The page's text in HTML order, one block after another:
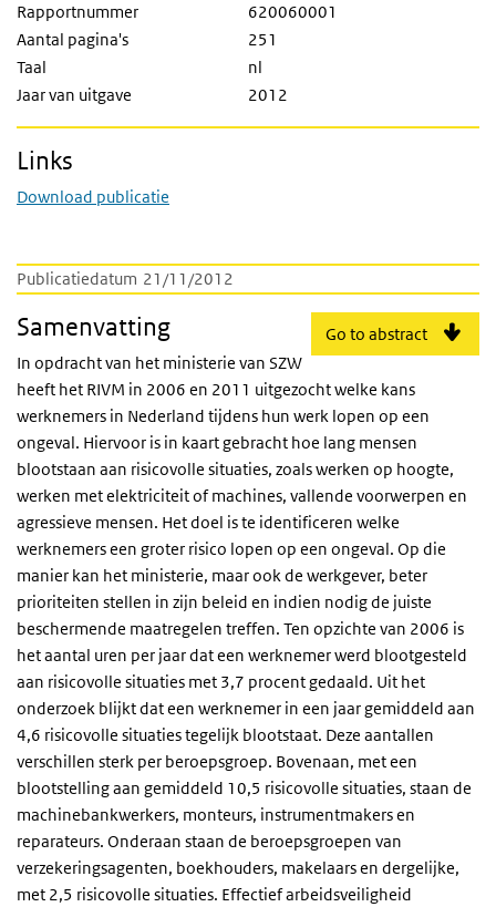
Publicatiedatum 21/11/2012
Go to abstract
Samenvatting
In opdracht van het ministerie van SZW
heeft het RIVM in 2006 en 2011 uitgezocht welke kans
werknemers in Nederland tijdens hun werk lopen op een
ongeval. Hiervoor is in kaart gebracht hoe lang mensen
blootstaan aan risicovolle situaties, zoals werken op hoogte,
werken met elektriciteit of machines, vallende voorwerpen en
agressieve mensen. Het doel is te identificeren welke
werknemers een groter risico lopen op een ongeval. Op die
manier kan het ministerie, maar ook de werkgever, beter
prioriteiten stellen in zijn beleid en indien nodig de juiste
beschermende maatregelen treffen. Ten opzichte van 2006 is
het aantal uren per jaar dat een werknemer werd blootgesteld
aan risicovolle situaties met 3,7 procent gedaald. Uit het
onderzoek blijkt dat een werknemer in een jaar gemiddeld aan
4,6 risicovolle situaties tegelijk blootstaat. Deze aantallen
verschillen sterk per beroepsgroep. Bovenaan, met een
blootstelling aan gemiddeld 10,5 risicovolle situaties, staan de
machinebankwerkers, monteurs, instrumentmakers en
reparateurs. Onderaan staan de beroepsgroepen van
verzekeringsagenten, boekhouders, makelaars en dergelijke,
met 2,5 risicovolle situaties. Effectief arbeidsveiligheid
Rapportnummer
620060001
Aantal pagina's
251
Taal
nl
Jaar van uitgave
2012
Links
Download publicatie